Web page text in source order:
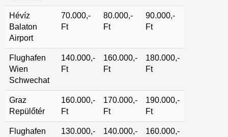
Hévíz
Balaton
Airport
70.000,-
Ft
80.000,-
Ft
90.000,-
Ft
Flughafen
Wien
Schwechat
140.000,-
Ft
160.000,-
Ft
180.000,-
Ft
Graz
Repülőtér
160.000,-
Ft
170.000,-
Ft
190.000,-
Ft
Flughafen
130.000,-
140.000,-
160.000,-